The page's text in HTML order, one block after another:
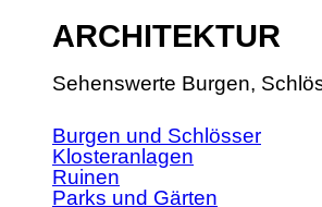
ARCHITEKTUR
Sehenswerte Burgen,
Burgen und Schlösser
Klosteranlagen
Ruinen
Parks und Gärten